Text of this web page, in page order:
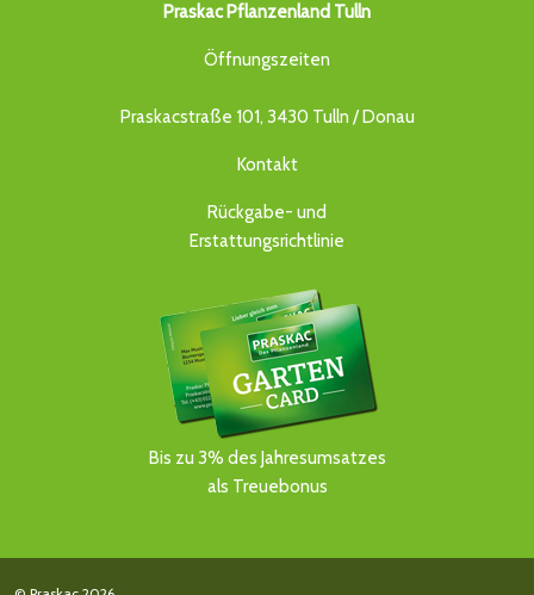
Praskac Pflanzenland Tulln
Öffnungszeiten
Praskacstraße 101, 3430 Tulln / Donau
Kontakt
Rückgabe- und
Erstattungsrichtlinie
Bis zu 3% des Jahresumsatzes
als Treuebonus